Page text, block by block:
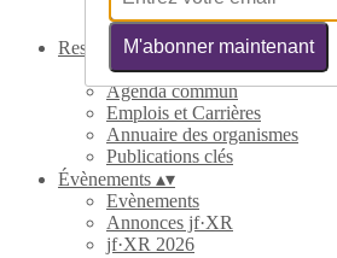
Nous contacter
Ressources▴▾
Annuaires
Agenda commun
Emplois et Carrières
Annuaire des organismes
Publications clés
Évènements ▴▾
Evènements
Annonces jf·XR
jf·XR 2026
M'abonner maintenant